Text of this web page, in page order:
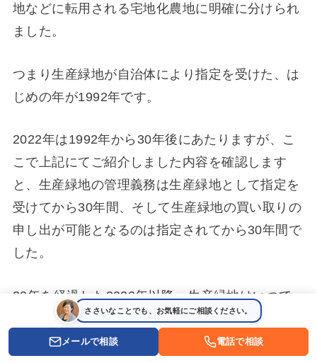
地などに転用される宅地化農地に明確に分けられ
ました。
つまり生産緑地が自治体により指定を受けた、は
じめの年が1992年です。
2022年は1992年から30年後にあたりますが、こ
こで上記にてご紹介しました内容を確認します
と、生産緑地の管理義務は生産緑地として指定を
受けてから30年間、そして生産緑地の買い取りの
申し出が可能となるのは指定されてから30年間で
した。
30年を経過した2022年以降、生産緑地はいつで
も買い取りの申し出が出来るようになります。
ささいなことでも、お気軽にご相談ください。
メールで相談 電話で相談